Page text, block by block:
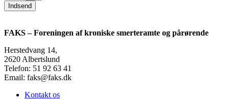
Indsend
FAKS – Foreningen af kroniske smerteramte og pårørende
Herstedvang 14,
2620 Albertslund
Telefon: 51 92 63 41
Email: faks@faks.dk
Kontakt os